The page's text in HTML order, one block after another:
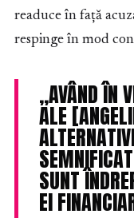
readuce în față
respinge în mod
„AVÂND ÎN
ALE
SUNT
EI